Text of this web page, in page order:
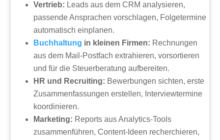
Vertrieb: Leads aus dem CRM analysieren,
passende Ansprachen vorschlagen, Folgetermine
automatisch einplanen.
Buchhaltung in kleinen Firmen: Rechnungen
aus dem Mail-Postfach extrahieren, vorsortieren
und für die Steuerberatung aufbereiten.
HR und Recruiting: Bewerbungen sichten, erste
Zusammenfassungen erstellen, Interviewtermine
koordinieren.
Marketing: Reports aus Analytics-Tools
zusammenführen, Content-Ideen recherchieren,